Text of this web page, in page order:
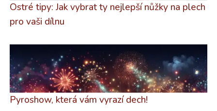
Ostré tipy: Jak vybrat ty nejlepší nůžky na plech
pro vaši dílnu
Pyroshow, která vám vyrazí dech!